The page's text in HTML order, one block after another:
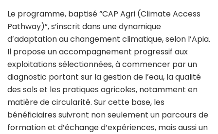
Le programme, baptisé “CAP Agri (Climate Access
Pathway)”, s’inscrit dans une dynamique
d’adaptation au changement climatique, selon l’Apia.
Il propose un accompagnement progressif aux
exploitations sélectionnées, à commencer par un
diagnostic portant sur la gestion de l’eau, la qualité
des sols et les pratiques agricoles, notamment en
matière de circularité. Sur cette base, les
bénéficiaires suivront non seulement un parcours de
formation et d’échange d’expériences, mais aussi un